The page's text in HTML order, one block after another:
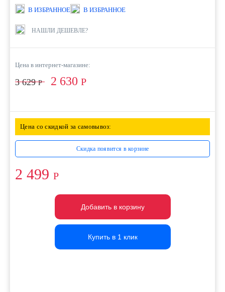
В ИЗБРАННОЕ В ИЗБРАННОЕ
НАШЛИ ДЕШЕВЛЕ?
Цена в интернет-магазине:
3 629Р 2 630 Р
Цена со скидкой за самовывоз:
Скидка появится в корзине
2 499 Р
Добавить в корзину
Добавить в корзину
Добавить в корзину
Купить в 1 клик
Купить в 1 клик
Купить в 1 клик